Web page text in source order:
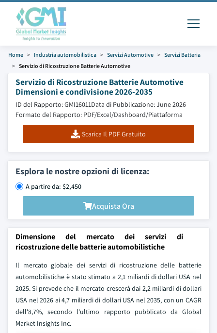
Home Industria automobilistica Servizi Automotive
Servizi Batteria
Servizio di Ricostruzione Batterie Automotive
Servizio di Ricostruzione Batterie Automotive
Dimensioni e condivisione 2026-2035
ID del Rapporto: GMI16011Data di Pubblicazione: June 2026
Formato del Rapporto: PDF/Excel/Dashboard/Piattaforma
Scarica Il PDF Gratuito
Esplora le nostre opzioni di licenza:
A partire da: $2,450
Acquista Ora
Dimensione del mercato dei servizi di
ricostruzione delle batterie automobilistiche
Il mercato globale dei servizi di ricostruzione delle batterie
automobilistiche è stato stimato a 2,1 miliardi di dollari USA nel
2025. Si prevede che il mercato crescerà dai 2,2 miliardi di dollari
USA nel 2026 ai 4,7 miliardi di dollari USA nel 2035, con un CAGR
dell'8,7%, secondo l'ultimo rapporto pubblicato da Global
Market Insights Inc.